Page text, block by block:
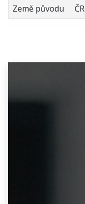
Země původu
ČR